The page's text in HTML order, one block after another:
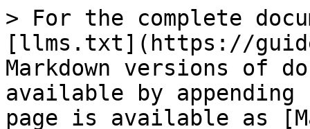
> For the complete
[llms.txt](https://
Markdown versions of
available by
page is available as